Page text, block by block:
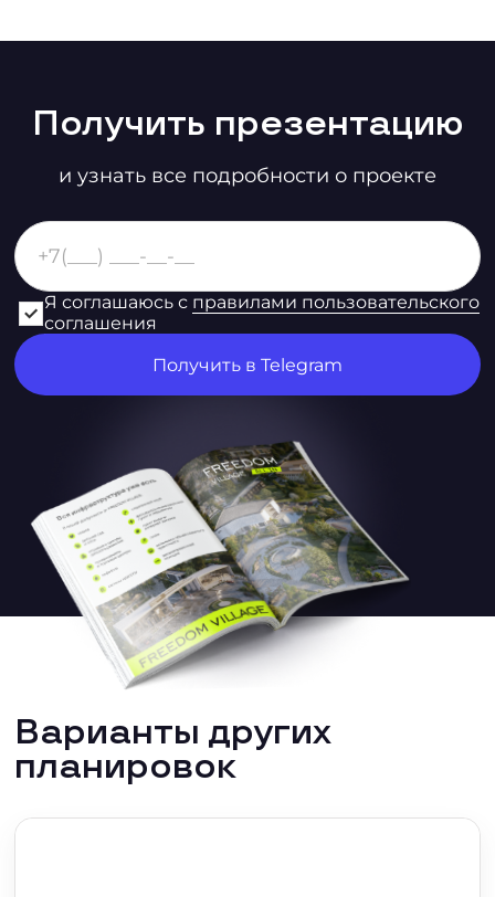
Получить презентацию
и узнать все подробности о проекте
Я соглашаюсь с правилами пользовательского
соглашения
Варианты других
планировок